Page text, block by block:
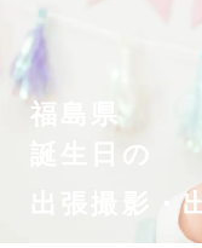
福島県
誕生日の
出張撮影